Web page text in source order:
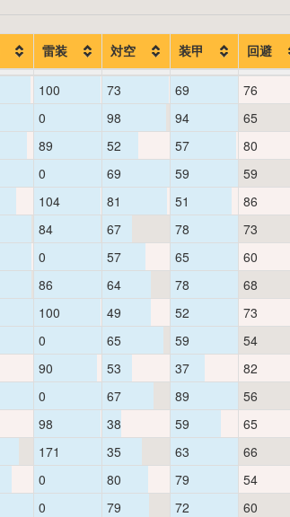
雷装 対空 装甲 回避
100 73 69 76
0 98 94 65
89 52 57 80
0 69 59 59
104 81 51 86
84 67 78 73
0 57 65 60
86 64 78 68
100 49 52 73
0 65 59 54
90 53 37 82
0 67 89 56
98 38 59 65
171 35 63 66
0 80 79 54
0 79 72 60